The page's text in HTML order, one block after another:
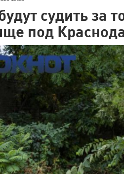
судить за
под